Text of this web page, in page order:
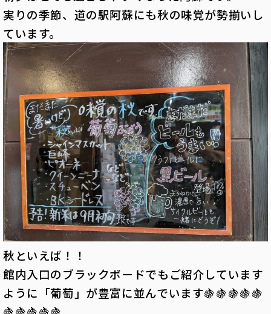
実りの季節、道の駅阿蘇にも秋の味覚が勢揃いし
ています。
秋といえば！！
館内入口のブラックボードでもご紹介しています
ように「葡萄」が豊富に並んでいます🍇🍇🍇🍇🍇